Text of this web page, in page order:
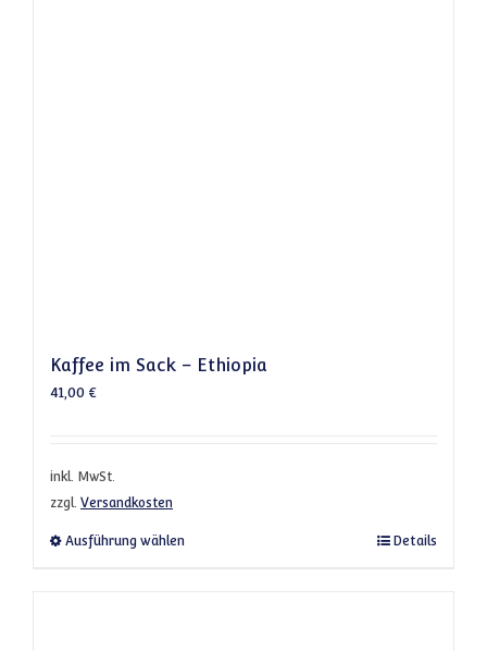
Kaffee im Sack – Ethiopia
41,00 €
inkl. MwSt.
zzgl. Versandkosten
Ausführung wählen Dieses Produkt weist mehrere Varianten
Details